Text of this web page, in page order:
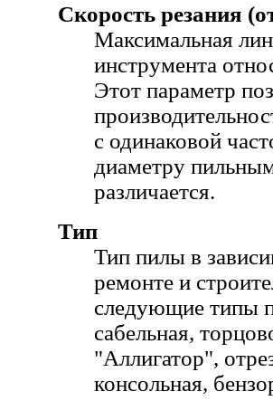
Скорость резания
Максимальная
инструмента
Этот параметр
с одинаковой
диаметру
различается.
Тип
Тип пилы в
ремонте и
следующие типы
сабельная,
"Аллигатор",
консольная,